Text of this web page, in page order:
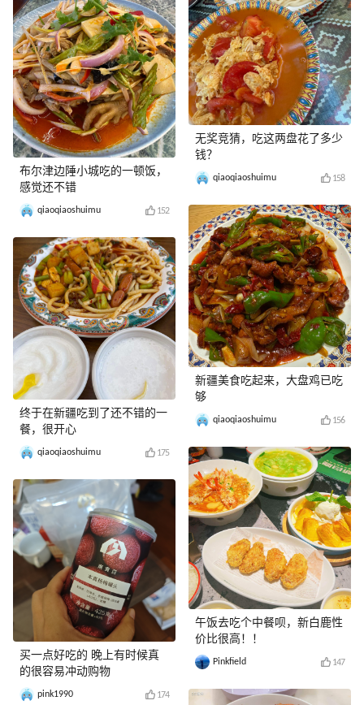
布尔津边陲小城吃的一顿饭，
感觉还不错
qiaoqiaoshuimu 152
终于在新疆吃到了还不错的一
餐，很开心
qiaoqiaoshuimu 175
买一点好吃的 晚上有时候真
的很容易冲动购物
pink1990 174
无奖竞猜，吃这两盘花了多少
钱？
qiaoqiaoshuimu 158
新疆美食吃起来，大盘鸡已吃
够
qiaoqiaoshuimu 156
午饭去吃个中餐呗，新白鹿性
价比很高！！
Pinkfield 147